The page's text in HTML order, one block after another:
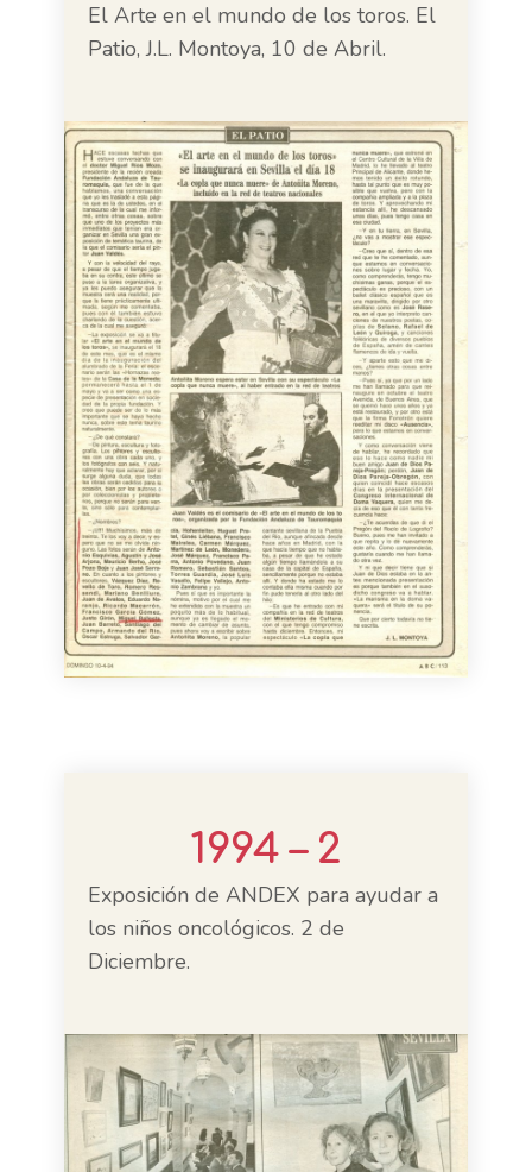
El Arte en el mundo de los toros. El
Patio, J.L. Montoya, 10 de Abril.
1994 – 2
Exposición de ANDEX para ayudar a
los niños oncológicos. 2 de
Diciembre.